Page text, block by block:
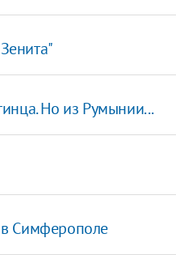
Но из Румынии...
Симферополе